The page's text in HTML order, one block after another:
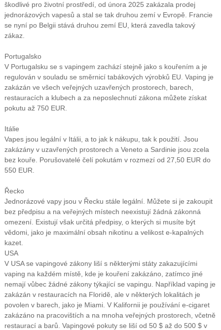
škodlivé pro životní prostředí, od února 2025 zakázala prodej
jednorázových vapesů a stal se tak druhou zemí v Evropě. Francie
se nyní po Belgii stává druhou zemí EU, která zavedla takový
zákaz.
Portugalsko
V Portugalsku se s vapingem zachází stejně jako s kouřením a je
regulován v souladu se směrnicí tabákových výrobků EU. Vaping je
zakázán ve všech veřejných uzavřených prostorech, barech,
restauracích a klubech a za neposlechnutí zákona můžete získat
pokutu až 750 EUR.
Itálie
Vapes jsou legální v Itálii, a to jak k nákupu, tak k použití. Jsou
zakázány v uzavřených prostorech a Veneto a Sardinie jsou zcela
bez kouře. Porušovatelé čelí pokutám v rozmezí od 27,50 EUR do
550 EUR.
Řecko
Jednorázové vapy jsou v Řecku stále legální. Můžete si je zakoupit
bez předpisu a na veřejných místech neexistují žádná zákonná
omezení. Existují však určitá předpisy, o kterých si musíte být
vědomi, jako je maximální obsah nikotinu a velikost e-kapalných
kazet.
USA
V USA se vapingové zákony liší s některými státy zakazujícími
vaping na každém místě, kde je kouření zakázáno, zatímco jiné
nemají vůbec žádné zákony týkající se vapingu. Například vaping je
zakázán v restauracích na Floridě, ale v některých lokalitách je
povolen v barech, jako je Miami. V Kalifornii je používání e-cigaret
zakázáno na pracovištích a na mnoha veřejných prostorech, včetně
restaurací a barů. Vapingové pokuty se liší od 50 $ až do 500 $ v